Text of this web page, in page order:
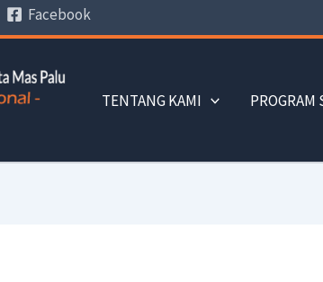
Facebook
TENTANG KAMI PROGRAM